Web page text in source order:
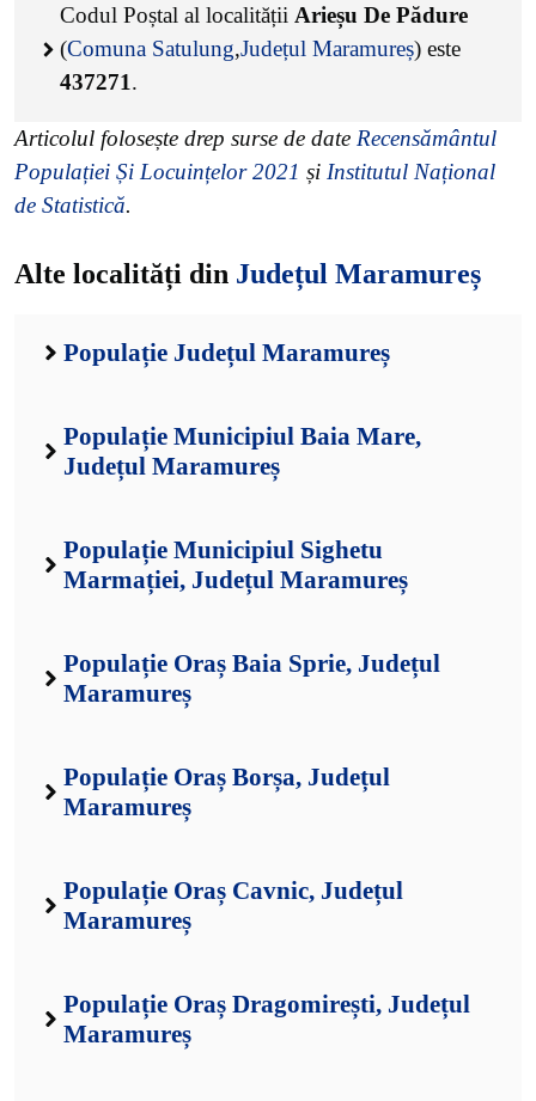
Codul Poștal al localității Arieșu De Pădure
(Comuna Satulung,Județul Maramureș) este
437271.
Articolul folosește drep surse de date Recensământul
Populației Și Locuințelor 2021 și Institutul Național
de Statistică.
Alte localități din Județul Maramureș
Populație Județul Maramureș
Populație Municipiul Baia Mare,
Județul Maramureș
Populație Municipiul Sighetu
Marmației, Județul Maramureș
Populație Oraș Baia Sprie, Județul
Maramureș
Populație Oraș Borșa, Județul
Maramureș
Populație Oraș Cavnic, Județul
Maramureș
Populație Oraș Dragomirești, Județul
Maramureș